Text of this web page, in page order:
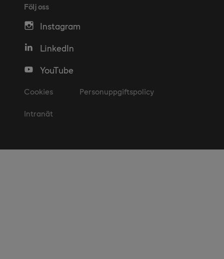
Följ oss
Instagram
LinkedIn
YouTube
Cookies Personuppgiftspolicy
Intranät